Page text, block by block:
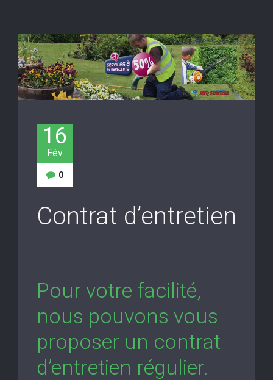
16
Fév
0
Contrat d’entretien
Pour votre facilité,
nous pouvons vous
proposer un contrat
d’entretien régulier.